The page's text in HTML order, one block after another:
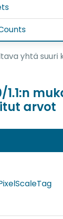
yhtä suuri
1.1:n
arvot